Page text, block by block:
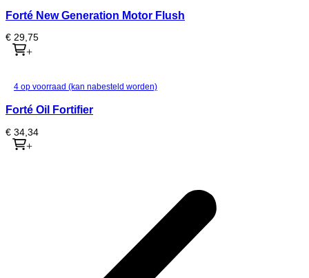
Forté New Generation Motor Flush
€ 29,75
+
4 op voorraad (kan nabesteld worden)
Forté Oil Fortifier
€ 34,34
+